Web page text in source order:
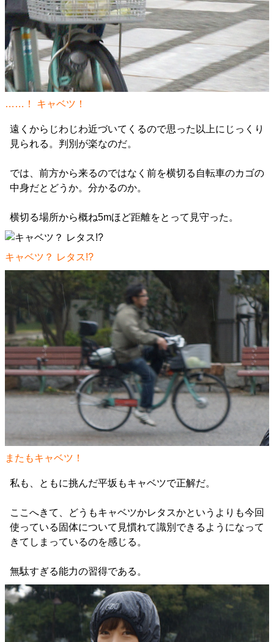
……！ キャベツ！
遠くからじわじわ近づいてくるので思った以上にじっくり
見られる。判別が楽なのだ。
では、前方から来るのではなく前を横切る自転車のカゴの
中身だとどうか。分かるのか。
横切る場所から概ね5mほど距離をとって見守った。
キャベツ？ レタス!?
またもキャベツ！
私も、ともに挑んだ平坂もキャベツで正解だ。
ここへきて、どうもキャベツかレタスかというよりも今回
使っている固体について見慣れて識別できるようになって
きてしまっているのを感じる。
無駄すぎる能力の習得である。